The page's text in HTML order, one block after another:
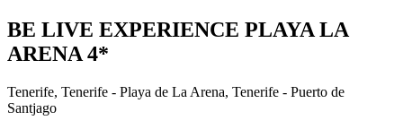
BE LIVE EXPERIENCE PLAYA LA
ARENA 4*
Tenerife, Tenerife - Playa de La Arena, Tenerife - Puerto de
Santjago